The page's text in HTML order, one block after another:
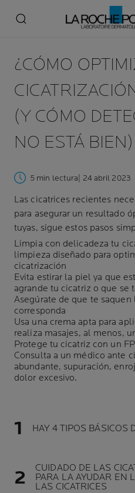
¿CÓMO
(Y CÓMO
NO ESTÁ BIEN)
5 min lectura | 24 abril 2023
Las cicatrices recientes
para asegurar un resultado
tuyas, sigue estos pasos
Limpia con delicadeza tu
limpieza diseñado para
cicatrización
Evita estirar la piel ya que
agrande tu cicatriz o que se
Asegúrate de que te saquen
corresponda
Usa una crema apta para
realiza masajes, al menos,
Protege tu cicatriz con un
Consulta a un médico ante
abundante, supuración,
dolor excesivo.
HAY 4 TIPOS BÁSICOS
CUIDADO DE LAS
PARA LA AYUDAR EN
LAS CICATRICES